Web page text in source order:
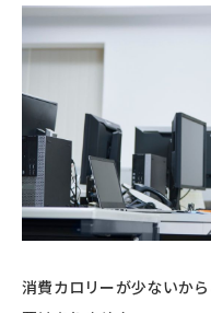
消費カロリーが少ないか